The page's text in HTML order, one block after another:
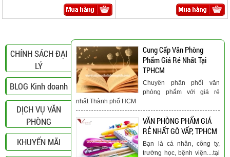
CHÍNH SÁCH ĐẠI
LÝ
BLOG Kinh doanh
DỊCH VỤ VĂN
PHÒNG
KHUYẾN MÃI
Cung Cấp Văn Phòng
Phẩm Giá Rẻ Nhất Tại
TPHCM
Chuyên phân phối văn
phòng phẩm với giá rẻ
nhất Thành phố HCM
VĂN PHÒNG PHẨM GIÁ
RẺ NHẤT GÒ VẤP, TPHCM
Bạn là cá nhân, công ty,
trường học, bệnh viện....tại